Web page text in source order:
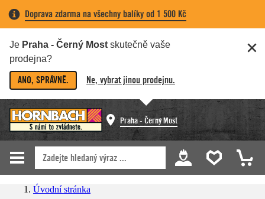
Doprava zdarma na všechny balíky od 1 500 Kč
Je Praha - Černý Most skutečně vaše
prodejna?
ANO, SPRÁVNĚ. Ne, vybrat jinou prodejnu.
Praha - Černý Most
Úvodní stránka